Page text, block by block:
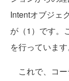
Intentオブジェ
が（1）です。
を行っています
これで、コー